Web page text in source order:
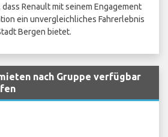
Renault mit seinem Engagement
ein unvergleichliches Fahrerlebnis
Bergen bietet.
nach Gruppe verfügbar